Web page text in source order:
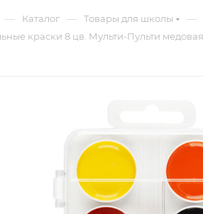
— Каталог — Товары для школы —
краски 8 цв. Мульти-Пульти